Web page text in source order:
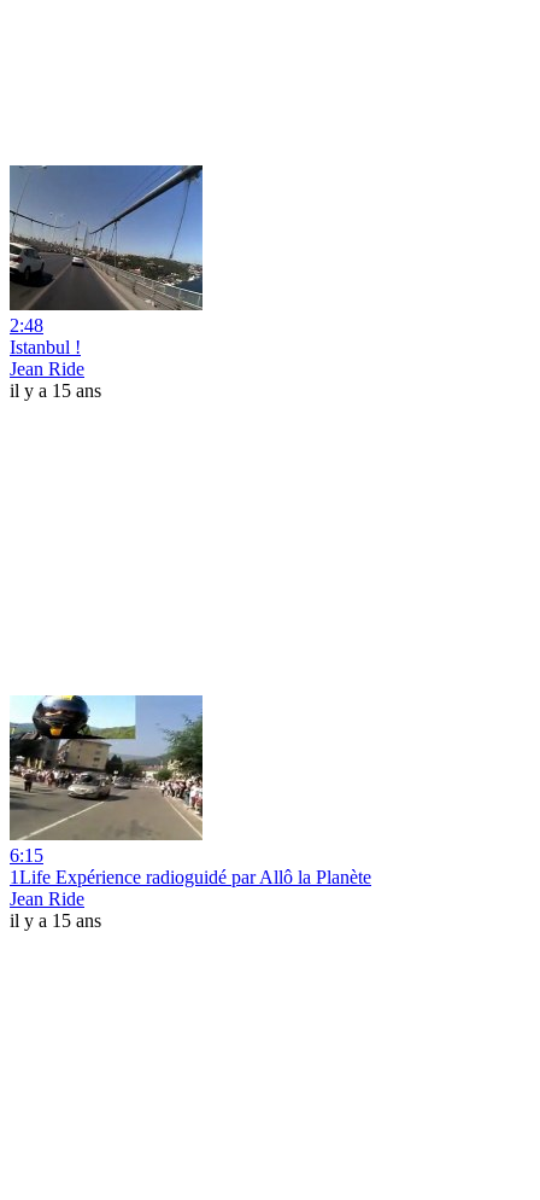
2:48
Istanbul !
Jean Ride
il y a 15 ans
6:15
1Life Expérience radioguidé par Allô la Planète
Jean Ride
il y a 15 ans